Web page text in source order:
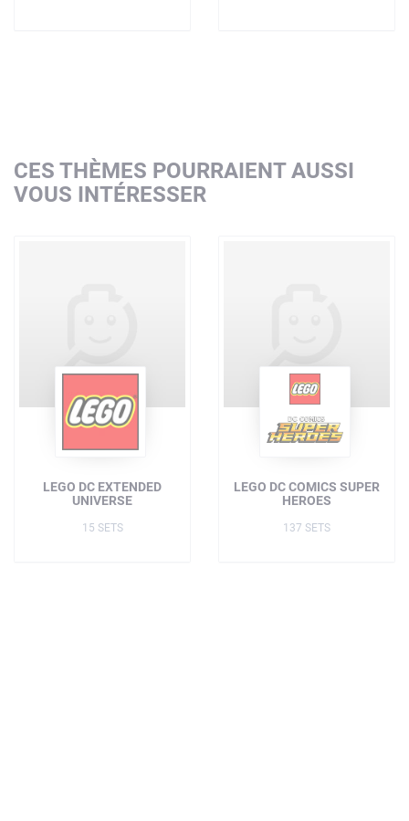
CES THÈMES POURRAIENT AUSSI
VOUS INTÉRESSER
LEGO DC EXTENDED
UNIVERSE
15 SETS
LEGO DC COMICS SUPER
HEROES
137 SETS